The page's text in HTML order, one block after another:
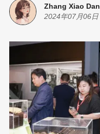
Zhang Xiao Dan
2024年07月06日